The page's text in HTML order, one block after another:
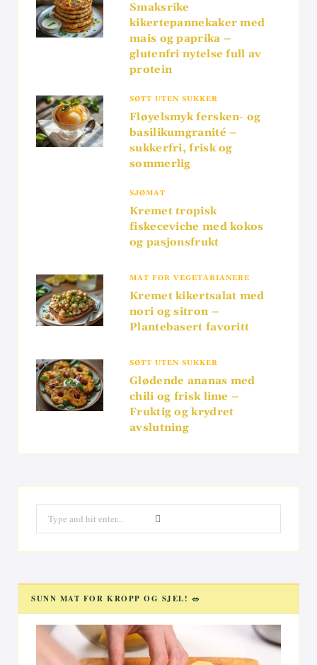
Smaksrike
kikertepannekaker med
mais og paprika –
glutenfri nytelse full av
protein
SØTT UTEN SUKKER
Fløyelsmyk fersken- og
basilikumgranité –
sukkerfri, frisk og
sommerlig
SJØMAT
Kremet tropisk
fiskeceviche med kokos
og pasjonsfrukt
MAT FOR VEGETARIANERE
Kremet kikertsalat med
nori og sitron –
Plantebasert favoritt
SØTT UTEN SUKKER
Glødende ananas med
chili og frisk lime –
Fruktig og krydret
avslutning
Search
for:
SUNN MAT FOR KROPP OG SJEL! 🥗
Videoavspiller